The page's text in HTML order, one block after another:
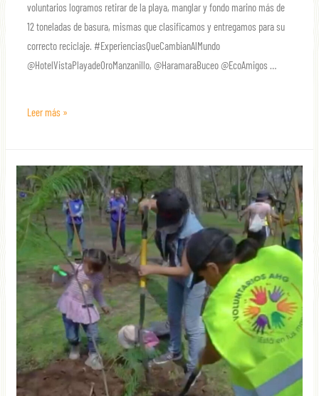
voluntarios logramos retirar de la playa, manglar y fondo marino más de
12 toneladas de basura, mismas que clasificamos y entregamos para su
correcto reciclaje. #ExperienciasQueCambianAlMundo
@HotelVistaPlayadeOroManzanillo, @HaramaraBuceo @EcoAmigos …
Leer más »